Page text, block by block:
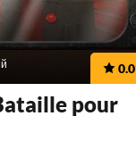
0.0
pour